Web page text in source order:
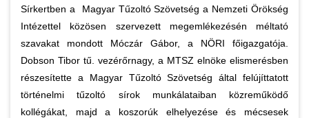
Sírkertben a Magyar Tűzoltó Szövetség a Nemzeti Örökség
Intézettel közösen szervezett megemlékezésén méltató
szavakat mondott Móczár Gábor, a NÖRI főigazgatója.
Dobson Tibor tű. vezérőrnagy, a MTSZ elnöke elismerésben
részesítette a Magyar Tűzoltó Szövetség által felújíttatott
történelmi tűzoltó sírok munkálataiban közreműködő
kollégákat, majd a koszorúk elhelyezése és mécsesek